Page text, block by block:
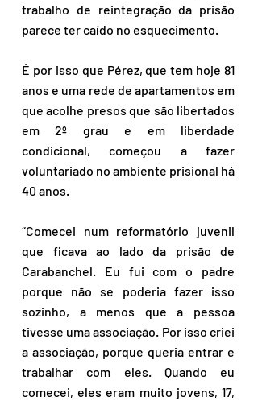
trabalho de reintegração da prisão
parece ter caído no esquecimento.
É por isso que Pérez, que tem hoje 81
anos e uma rede de apartamentos em
que acolhe presos que são libertados
em 2º grau e em liberdade
condicional, começou a fazer
voluntariado no ambiente prisional há
40 anos.
“Comecei num reformatório juvenil
que ficava ao lado da prisão de
Carabanchel. Eu fui com o padre
porque não se poderia fazer isso
sozinho, a menos que a pessoa
tivesse uma associação. Por isso criei
a associação, porque queria entrar e
trabalhar com eles. Quando eu
comecei, eles eram muito jovens, 17,